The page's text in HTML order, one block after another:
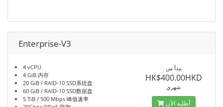
Enterprise-V3
4 vCPU
4 GiB 内存
20 GiB / RAID-10 SSD系统盘
60 GiB / RAID-10 SSD数据盘
5 TiB / 500 Mbps 峰值速率
يبدأ من
HK$400.00HKD
شهري
أطلبه الآن